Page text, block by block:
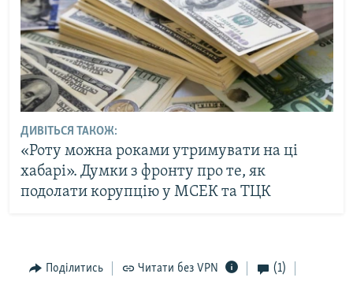
ДИВІТЬСЯ ТАКОЖ:
«Роту можна роками утримувати на ці
хабарі». Думки з фронту про те, як
подолати корупцію у МСЕК та ТЦК
Поділитись Читати без VPN (1)